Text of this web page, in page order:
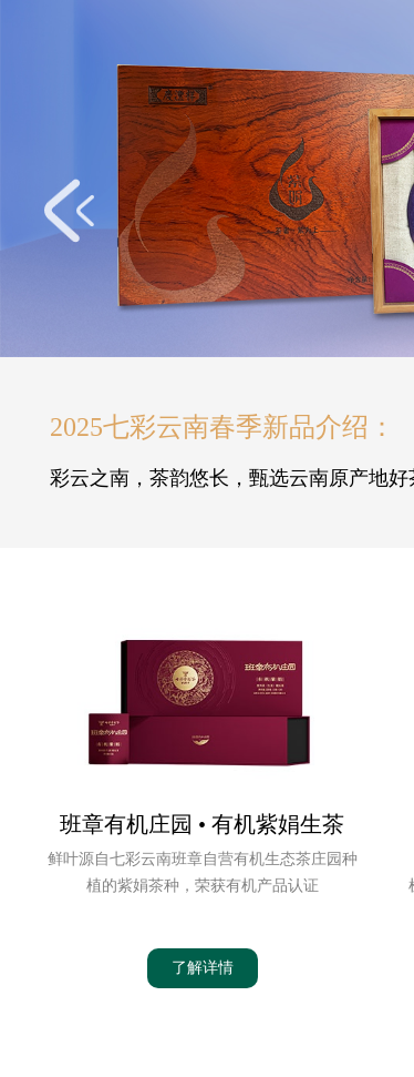
2025七彩云南春季新品介绍：
彩云之南，茶韵悠长，甄选云南原产地
班章有机庄园 • 有机紫娟生茶
鲜叶源自七彩云南班章自营有机生态茶庄园种
植的紫娟茶种，荣获有机产品认证
了解详情